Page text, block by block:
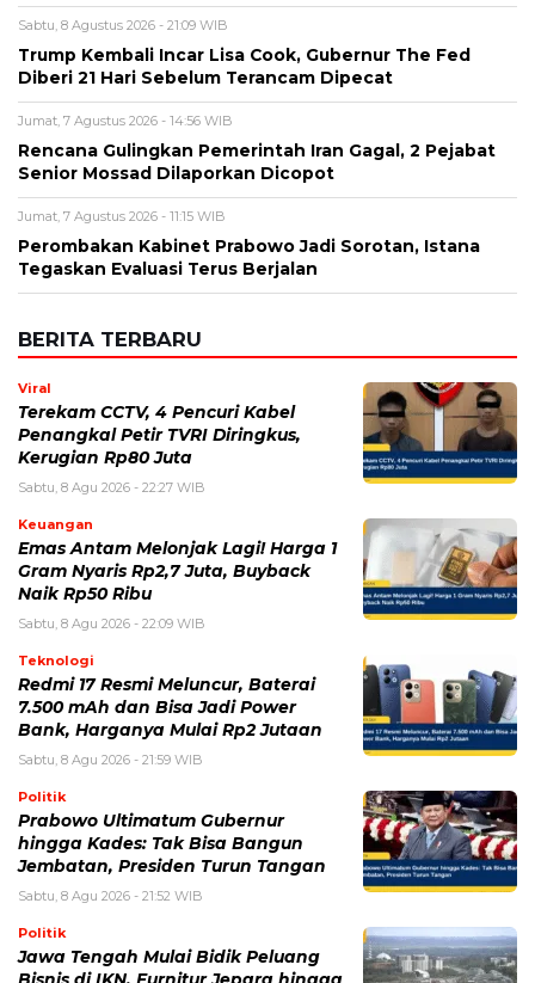
Sabtu, 8 Agustus 2026 - 21:09 WIB
Trump Kembali Incar Lisa Cook, Gubernur The Fed
Diberi 21 Hari Sebelum Terancam Dipecat
Jumat, 7 Agustus 2026 - 14:56 WIB
Rencana Gulingkan Pemerintah Iran Gagal, 2 Pejabat
Senior Mossad Dilaporkan Dicopot
Jumat, 7 Agustus 2026 - 11:15 WIB
Perombakan Kabinet Prabowo Jadi Sorotan, Istana
Tegaskan Evaluasi Terus Berjalan
BERITA TERBARU
Viral
Terekam CCTV, 4 Pencuri Kabel
Penangkal Petir TVRI Diringkus,
Kerugian Rp80 Juta
Sabtu, 8 Agu 2026 - 22:27 WIB
Keuangan
Emas Antam Melonjak Lagi! Harga 1
Gram Nyaris Rp2,7 Juta, Buyback
Naik Rp50 Ribu
Sabtu, 8 Agu 2026 - 22:09 WIB
Teknologi
Redmi 17 Resmi Meluncur, Baterai
7.500 mAh dan Bisa Jadi Power
Bank, Harganya Mulai Rp2 Jutaan
Sabtu, 8 Agu 2026 - 21:59 WIB
Politik
Prabowo Ultimatum Gubernur
hingga Kades: Tak Bisa Bangun
Jembatan, Presiden Turun Tangan
Sabtu, 8 Agu 2026 - 21:52 WIB
Politik
Jawa Tengah Mulai Bidik Peluang
Bisnis di IKN, Furnitur Jepara hingga